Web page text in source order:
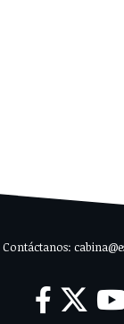
Contáctanos: